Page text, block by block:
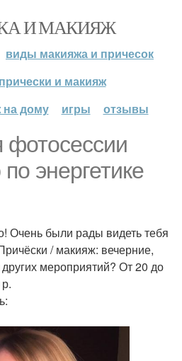
И МАКИЯЖ
виды макияжа и причесок
и макияж
на дому
игры отзывы
энергетике
Очень были рады видеть тебя
/ макияж: вечерние,
мероприятий? От 20 до